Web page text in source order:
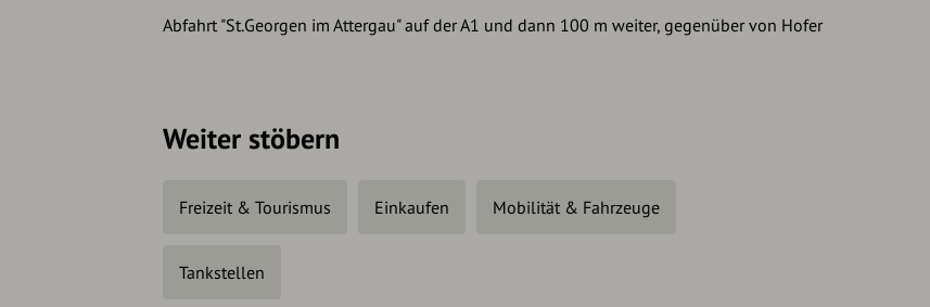
Abfahrt "St.Georgen im Attergau" auf der A1 und dann 100 m weiter, gegenüber von Hofer
Weiter stöbern
Freizeit & Tourismus Einkaufen Mobilität & Fahrzeuge
Tankstellen